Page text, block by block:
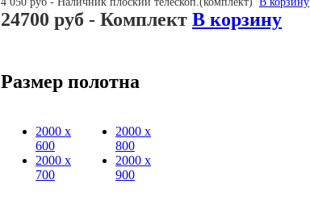
24700 руб - Комплект В корзину
Размер полотна
2000 х
600
2000 х
700
2000 х
800
2000 х
900